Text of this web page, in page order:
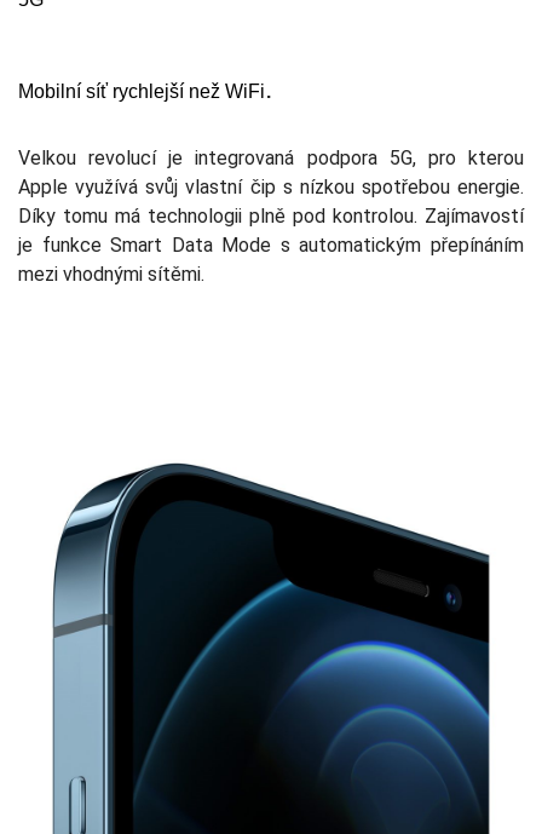
Mobilní síť rychlejší než WiFi.
Velkou revolucí je integrovaná podpora 5G, pro kterou
Apple využívá svůj vlastní čip s nízkou spotřebou energie.
Díky tomu má technologii plně pod kontrolou. Zajímavostí
je funkce Smart Data Mode s automatickým přepínáním
mezi vhodnými sítěmi.